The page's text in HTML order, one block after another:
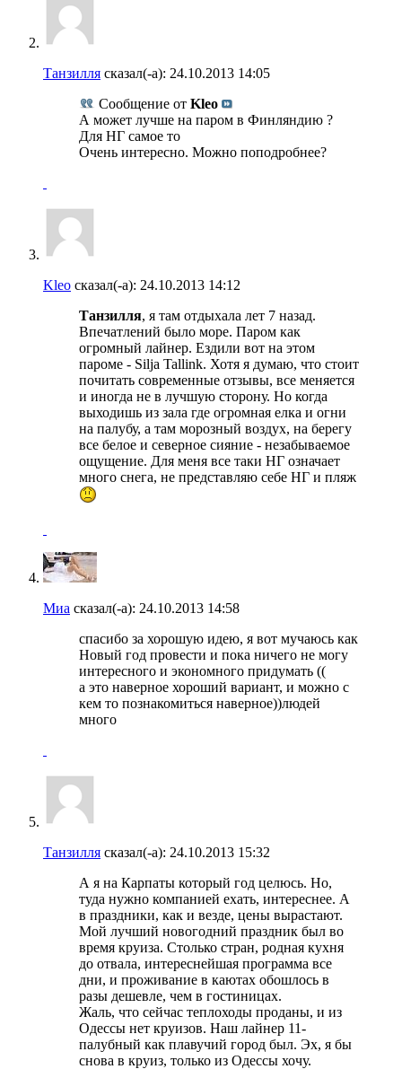
Танзилля сказал(-а): 24.10.2013 14:05
Сообщение от Kleo
А может лучше на паром в Финляндию ?
Для НГ самое то
Очень интересно. Можно поподробнее?
Kleo сказал(-а): 24.10.2013 14:12
Танзилля, я там отдыхала лет 7 назад.
Впечатлений было море. Паром как
огромный лайнер. Ездили вот на этом
пароме - Silja Tallink. Хотя я думаю, что стоит
почитать современные отзывы, все меняется
и иногда не в лучшую сторону. Но когда
выходишь из зала где огромная елка и огни
на палубу, а там морозный воздух, на берегу
все белое и северное сияние - незабываемое
ощущение. Для меня все таки НГ означает
много снега, не представляю себе НГ и пляж
Миа сказал(-а): 24.10.2013 14:58
спасибо за хорошую идею, я вот мучаюсь как
Новый год провести и пока ничего не могу
интересного и экономного придумать ((
а это наверное хороший вариант, и можно с
кем то познакомиться наверное))людей
много
Танзилля сказал(-а): 24.10.2013 15:32
А я на Карпаты который год целюсь. Но,
туда нужно компанией ехать, интереснее. А
в праздники, как и везде, цены вырастают.
Мой лучший новогодний праздник был во
время круиза. Столько стран, родная кухня
до отвала, интереснейшая программа все
дни, и проживание в каютах обошлось в
разы дешевле, чем в гостиницах.
Жаль, что сейчас теплоходы проданы, и из
Одессы нет круизов. Наш лайнер 11-
палубный как плавучий город был. Эх, я бы
снова в круиз, только из Одессы хочу.